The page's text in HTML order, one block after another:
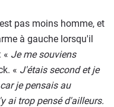
pas moins homme, et
à gauche lorsqu'il
« Je me souviens
« J'étais second et je
je pensais au
ai trop pensé d'ailleurs.